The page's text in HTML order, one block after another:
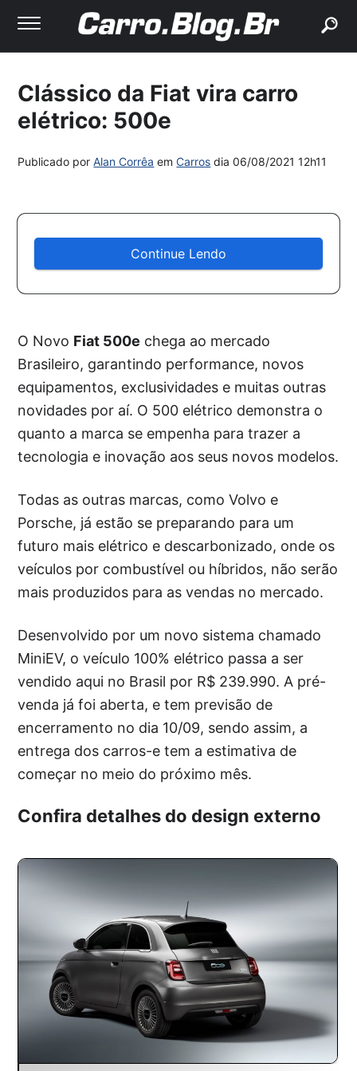
Clássico da Fiat vira carro
elétrico: 500e
Publicado porAlan Corrêa emCarros dia06/08/2021 12h11
Continue Lendo
O Novo Fiat 500e chega ao mercado
Brasileiro, garantindo performance, novos
equipamentos, exclusividades e muitas outras
novidades por aí. O 500 elétrico demonstra o
quanto a marca se empenha para trazer a
tecnologia e inovação aos seus novos modelos.
Todas as outras marcas, como Volvo e
Porsche, já estão se preparando para um
futuro mais elétrico e descarbonizado, onde os
veículos por combustível ou híbridos, não serão
mais produzidos para as vendas no mercado.
Desenvolvido por um novo sistema chamado
MiniEV, o veículo 100% elétrico passa a ser
vendido aqui no Brasil por R$ 239.990. A pré-
venda já foi aberta, e tem previsão de
encerramento no dia 10/09, sendo assim, a
entrega dos carros-e tem a estimativa de
começar no meio do próximo mês.
Confira detalhes do design externo